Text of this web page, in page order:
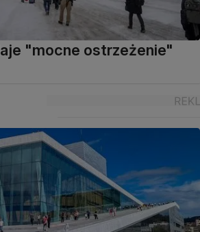
"mocne ostrzeżenie"